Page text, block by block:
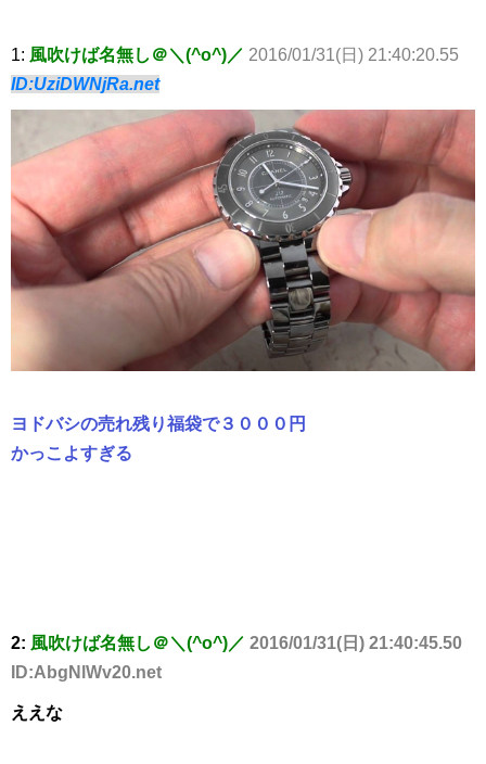
1: 風吹けば名無し＠＼(^o^)／ 2016/01/31(日) 21:40:20.55
ID:UziDWNjRa.net
ヨドバシの売れ残り福袋で３０００円
かっこよすぎる
2: 風吹けば名無し＠＼(^o^)／ 2016/01/31(日) 21:40:45.50
ID:AbgNlWv20.net
ええな